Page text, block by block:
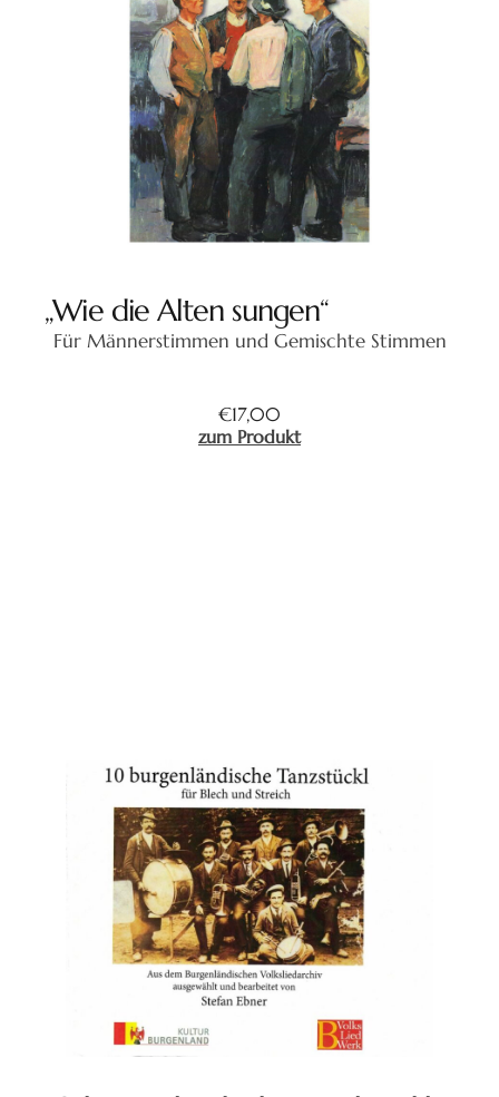
„Wie die Alten sungen“
Für Männerstimmen und Gemischte Stimmen
€17,00
zum Produkt